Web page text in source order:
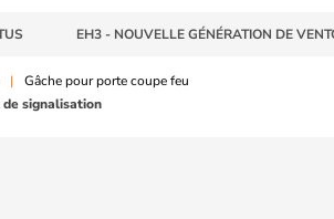
EH3 - NOUVELLE GÉNÉRATION DE
Gâche pour porte coupe feu
de signalisation